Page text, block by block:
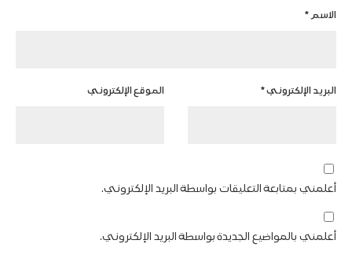
الاسم*
البريد الإلكتروني* الموقع الإلكتروني
أعلمني بمتابعة التعليقات بواسطة البريد الإلكتروني.
أعلمني بالمواضيع الجديدة بواسطة البريد الإلكتروني.